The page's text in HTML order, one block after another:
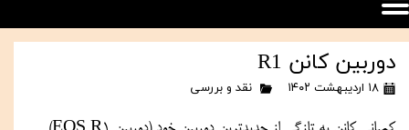
دوربین کانن R1
۱۸ اردیبهشت ۱۴۰۲ نقد و بررسی